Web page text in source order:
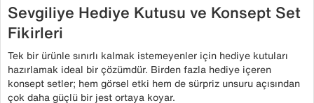
Sevgiliye Hediye Kutusu ve Konsept Set
Fikirleri
Tek bir ürünle sınırlı kalmak istemeyenler için hediye kutuları
hazırlamak ideal bir çözümdür. Birden fazla hediye içeren
konsept setler; hem görsel etki hem de sürpriz unsuru açısından
çok daha güçlü bir jest ortaya koyar.